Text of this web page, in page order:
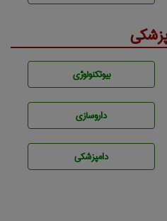
بيوتكنولوژی
داروسازی
دامپزشكی